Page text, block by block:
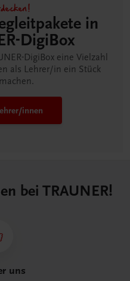
in
DigiBox
DigiBox eine Vielzahl
als Lehrer/in ein Stück
innen
bei TRAUNER!
uns